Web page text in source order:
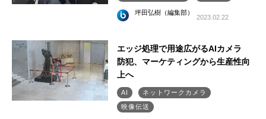
坪田弘樹（編集部）
2023.02.22
エッジ処理で用途広がるAIカメラ
防犯、マーケティングから生産性向
上へ
AI
ネットワークカメラ
映像伝送